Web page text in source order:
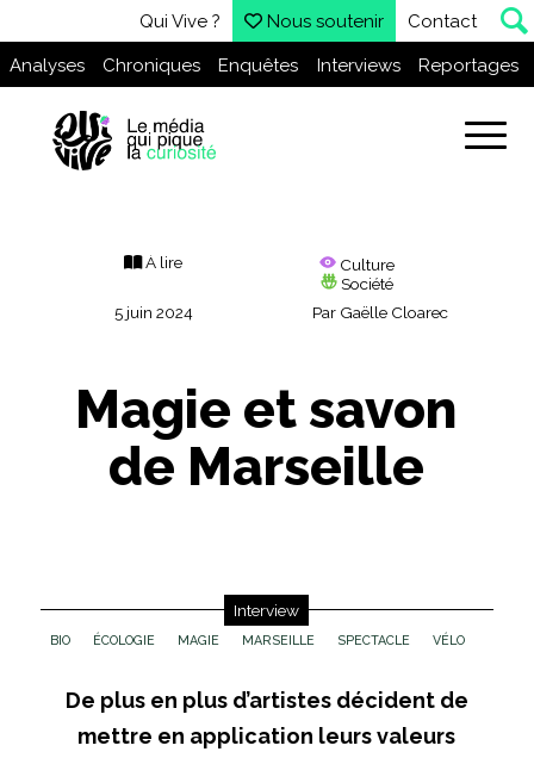
Qui Vive ? Nous soutenir Contact
Analyses Chroniques Enquêtes Interviews Reportages
À lire
Culture
Société
5 juin 2024
Par Gaëlle Cloarec
Magie et savon
de Marseille
Interview
BIO ÉCOLOGIE MAGIE MARSEILLE SPECTACLE VÉLO
De plus en plus d’artistes décident de
mettre en application leurs valeurs